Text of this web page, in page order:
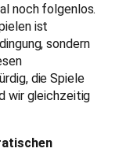
noch folgenlos.
ist
sondern
die Spiele
wir gleichzeitig